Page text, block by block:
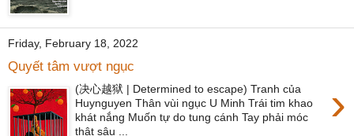
Friday, February 18, 2022
Quyết tâm vượt ngục
›
(决心越狱 | Determined to escape) Tranh của
Huynguyen Thân vùi ngục U Minh Trái tim khao
khát nắng Muốn tự do tung cánh Tay phải móc
thật sâu ...